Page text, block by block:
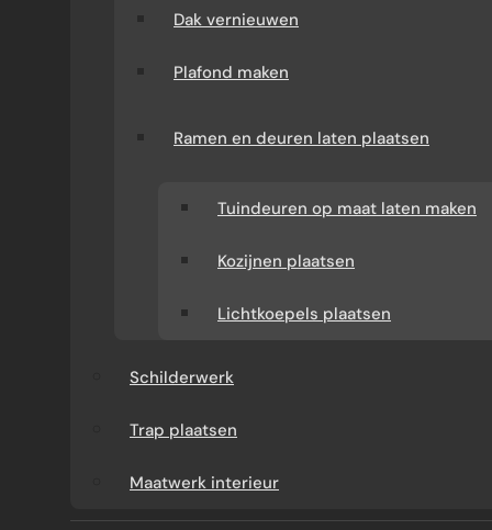
Dak vernieuwen
Plafond maken
Ramen en deuren laten plaatsen
Tuindeuren op maat laten maken
Kozijnen plaatsen
Lichtkoepels plaatsen
Schilderwerk
Trap plaatsen
Maatwerk interieur
WAT KUNT U VAN ONS
verbouwingen en renovaties door heel
traject: van advies en offerte tot uitvoering.